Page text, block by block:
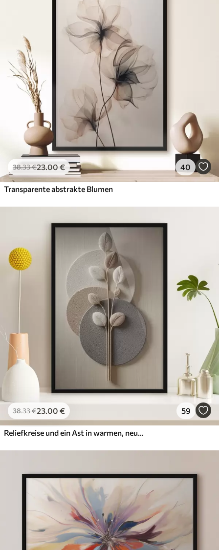
38.33€23.00 € 40
Transparente abstrakte Blumen
38.33€23.00 € 59
Reliefkreise und ein Ast in warmen, neutralen Farbtönen